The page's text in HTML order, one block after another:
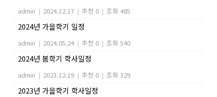
admin | 2024.12.17 | 추천 0 | 조회 485
2024년 가을학기 일정
admin | 2024.05.24 | 추천 0 | 조회 540
2024년 봄학기 학사일정
admin | 2023.12.19 | 추천 0 | 조회 329
2023년 가을학기 학사일정